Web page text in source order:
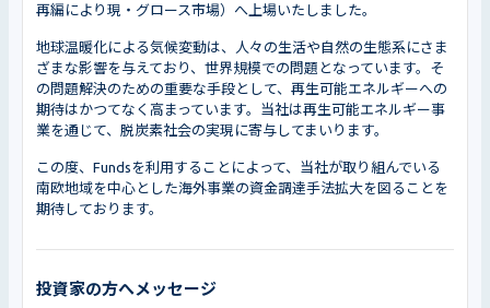
再編により現・グロース市場）へ上場いたしました。
地球温暖化による気候変動は、人々の生活や自然の生態系にさま
ざまな影響を与えており、世界規模での問題となっています。そ
の問題解決のための重要な手段として、再生可能エネルギーへの
期待はかつてなく高まっています。当社は再生可能エネルギー事
業を通じて、脱炭素社会の実現に寄与してまいります。
この度、Fundsを利用することによって、当社が取り組んでいる
南欧地域を中心とした海外事業の資金調達手法拡大を図ることを
期待しております。
投資家の方へメッセージ